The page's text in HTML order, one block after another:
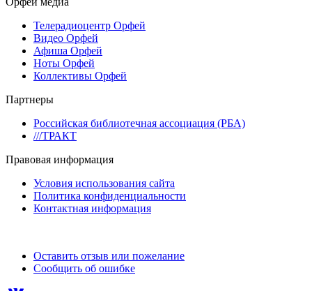
Телерадиоцентр Орфей
Видео Орфей
Афиша Орфей
Ноты Орфей
Коллективы Орфей
Партнеры
Российская библиотечная ассоциация (РБА)
///ТРАКТ
Правовая информация
Условия использования сайта
Политика конфиденциальности
Контактная информация
Оставить отзыв или пожелание
Сообщить об ошибке